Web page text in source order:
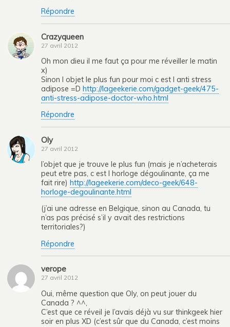
Répondre
Crazyqueen
27 avril 2012
Oh mon dieu il me faut ça pour me réveiller le matin
x)
Sinon l objet le plus fun pour moi c est l anti stress
adipose =D http://lageekerie.com/gadget-geek/475-
anti-stress-adipose-doctor-who.html
Répondre
Oly
27 avril 2012
l’objet que je trouve le plus fun (mais je n’acheterais
peut etre pas, c est l horloge dégoulinante, ça me
fait rire) http://lageekerie.com/deco-geek/648-
horloge-degoulinante.html
(j’ai une adresse en Belgique, sinon au Canada, tu
n’as pas précisé s’il y avait des restrictions
territoriales?)
Répondre
verope
27 avril 2012
Oui, même question que Oly, on peut jouer du
Canada ? ^^,
C’est que ce réveil je l’avais déjà vu sur thinkgeek hier
soir en plus XD (c’est sûr que du Canada, c’est moins